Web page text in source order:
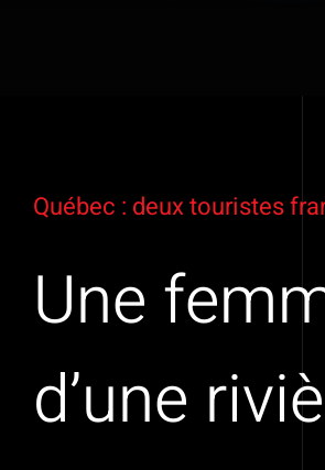
l'image
Québec : deux touristes
Une
d’une